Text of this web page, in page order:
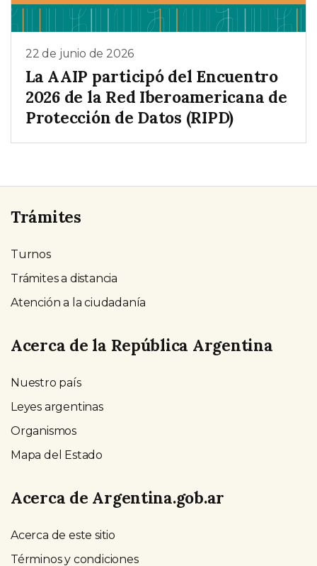
22 de junio de 2026
La AAIP participó del Encuentro
2026 de la Red Iberoamericana de
Protección de Datos (RIPD)
Trámites
Turnos
Trámites a distancia
Atención a la ciudadanía
Acerca de la República Argentina
Nuestro país
Leyes argentinas
Organismos
Mapa del Estado
Acerca de Argentina.gob.ar
Acerca de este sitio
Términos y condiciones